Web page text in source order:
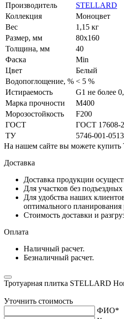
Производитель
STELLARD
Коллекция
Моноцвет
Вес
1,15 кг
Размер, мм
80х160
Толщина, мм
40
Фаска
Min
Цвет
Белый
Водопоглощение, % < 5 %
Истираемость
G1 не более
Марка прочности
М400
Морозостойкость
F200
ГОСТ
ГОСТ 17608-
ТУ
5746-001-
На нашем сайте вы можете
Доставка
Доставка продукции
Для участков без
Для удобства наших
оптимального планирования
Стоимость доставки и
Оплата
Наличный расчет.
Безналичный расчет.
Тротуарная плитка STELLARD
Уточнить стоимость
ФИО*